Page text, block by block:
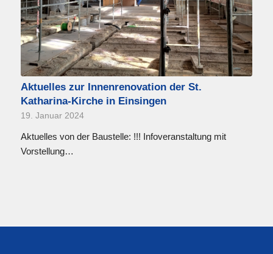
Aktuelles zur Innenrenovation der St.
Katharina-Kirche in Einsingen
19. Januar 2024
Aktuelles von der Baustelle: !!! Infoveranstaltung mit
Vorstellung…